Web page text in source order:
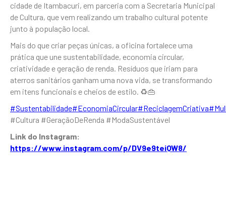
cidade de Itambacuri, em parceria com a Secretaria Municipal
de Cultura, que vem realizando um trabalho cultural potente
junto à população local.
Mais do que criar peças únicas, a oficina fortalece uma
prática que une sustentabilidade, economia circular,
criatividade e geração de renda. Resíduos que iriam para
aterros sanitários ganham uma nova vida, se transformando
em itens funcionais e cheios de estilo. ♻️👜
#Sustentabilidade#EconomiaCircular#ReciclagemCriativa
#Cultura #GeraçãoDeRenda #ModaSustentável
Link do Instagram:
https://www.instagram.com/p/DV9e9teiQW8/